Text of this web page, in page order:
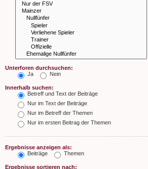
Unterforen durchsuchen:
Ja
Nein
Innerhalb suchen:
Betreff und Text der Beiträge
Nur im Text der Beiträge
Nur im Betreff der Themen
Nur im ersten Beitrag der Themen
Ergebnisse anzeigen als:
Beiträge
Themen
Ergebnisse sortieren nach: